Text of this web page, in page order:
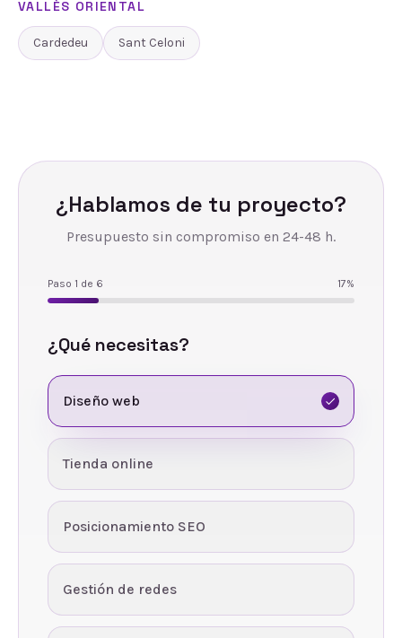
VALLÈS ORIENTAL
Cardedeu Sant Celoni
¿Hablamos de tu proyecto?
Presupuesto sin compromiso en 24-48 h.
Paso 1 de 6 17%
¿Qué necesitas?
Diseño web
Tienda online
Posicionamiento SEO
Gestión de redes